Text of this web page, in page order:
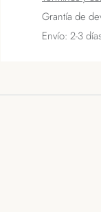
Grantía de
Envío: 2-3